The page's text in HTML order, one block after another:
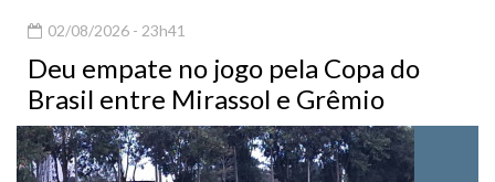
02/08/2026 - 23h41
Deu empate no jogo pela Copa do
Brasil entre Mirassol e Grêmio